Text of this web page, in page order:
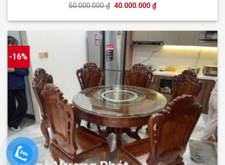
50.000.000₫ Giá
là:
40.000.000₫Giá
hiện
tại
40.000.000 ₫.
-16%